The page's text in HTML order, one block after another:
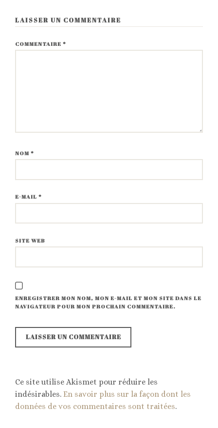
LAISSER UN COMMENTAIRE
COMMENTAIRE*
NOM*
E-MAIL*
SITE WEB
ENREGISTRER MON NOM, MON E-MAIL ET MON SITE DANS LE
NAVIGATEUR POUR MON PROCHAIN COMMENTAIRE.
Ce site utilise Akismet pour réduire les
indésirables.En savoir plus sur la façon dont les
données de vos commentaires sont traitées.